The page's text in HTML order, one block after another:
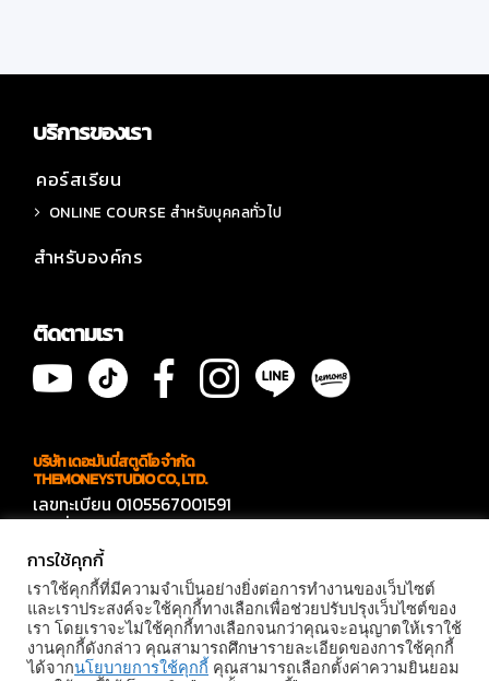
บริษัท เดอะมันนี่สตูดิโอ จำกัด
THEMONEYSTUDIO CO., LTD.
เลขทะเบียน 0105567001591
เลขที่ 566 ซอยบางบอน 4 ซอย 7
แขวงบางบอนเหนือ เขตบางบอน กทม 10150
ติดต่องาน
คุณแก๊ปเปอร์ 094- 909-4144
บริการของเรา
คอร์สเรียน
ONLINE COURSE สำหรับบุคคลทั่วไป
สำหรับองค์กร
ติดตามเรา
© MONEY STUDIO 2026 |PRIVACY POLICY|TERMS AND
CONDITIONS
การใช้คุกกี้
เราใช้คุกกี้ที่มีความจำเป็นอย่างยิ่งต่อการทำงานของเว็บไซต์
และเราประสงค์จะใช้คุกกี้ทางเลือกเพื่อช่วยปรับปรุงเว็บไซต์ของ
เรา โดยเราจะไม่ใช้คุกกี้ทางเลือกจนกว่าคุณจะอนุญาตให้เราใช้
งานคุกกี้ดังกล่าว คุณสามารถศึกษารายละเอียดของการใช้คุกกี้
ได้จากนโยบายการใช้คุกกี้ คุณสามารถเลือกตั้งค่าความยินยอม